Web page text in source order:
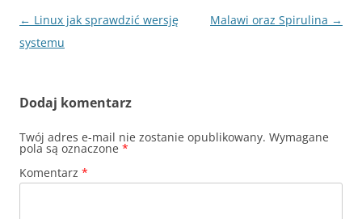
Nawigacja
wpisu
← Linux jak sprawdzić wersję
systemu
Malawi oraz Spirulina →
Dodaj komentarz
Twój adres e-mail nie zostanie opublikowany. Wymagane
pola są oznaczone *
Komentarz *